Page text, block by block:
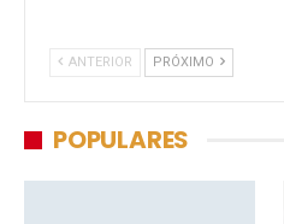
ANTERIOR PRÓXIMO
POPULARES